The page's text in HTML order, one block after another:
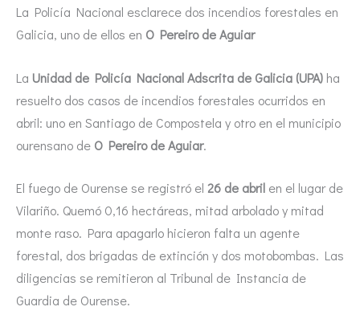
La Policía Nacional esclarece dos incendios forestales en
Galicia, uno de ellos en O Pereiro de Aguiar
La Unidad de Policía Nacional Adscrita de Galicia (UPA) ha
resuelto dos casos de incendios forestales ocurridos en
abril: uno en Santiago de Compostela y otro en el municipio
ourensano de O Pereiro de Aguiar.
El fuego de Ourense se registró el 26 de abril en el lugar de
Vilariño. Quemó 0,16 hectáreas, mitad arbolado y mitad
monte raso. Para apagarlo hicieron falta un agente
forestal, dos brigadas de extinción y dos motobombas. Las
diligencias se remitieron al Tribunal de Instancia de
Guardia de Ourense.